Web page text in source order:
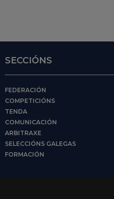
SECCIÓNS
FEDERACIÓN
COMPETICIÓNS
TENDA
COMUNICACIÓN
ARBITRAXE
SELECCIÓNS GALEGAS
FORMACIÓN